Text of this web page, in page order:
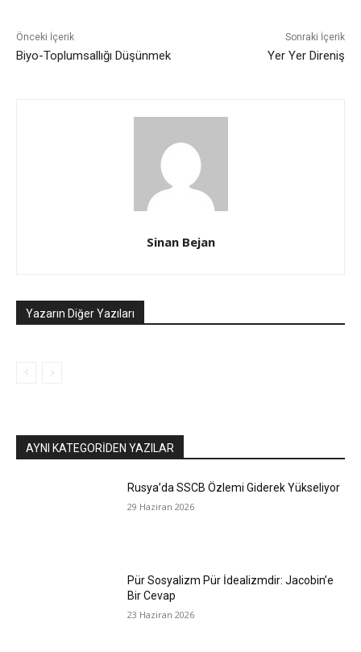
Önceki İçerik
Biyo-Toplumsallığı Düşünmek
Sonraki İçerik
Yer Yer Direniş
Sinan Bejan
Yazarın Diğer Yazıları
AYNI KATEGORIDEN YAZILAR
Rusya’da SSCB Özlemi Giderek Yükseliyor
29 Haziran 2026
Pür Sosyalizm Pür İdealizmdir: Jacobin’e
Bir Cevap
23 Haziran 2026